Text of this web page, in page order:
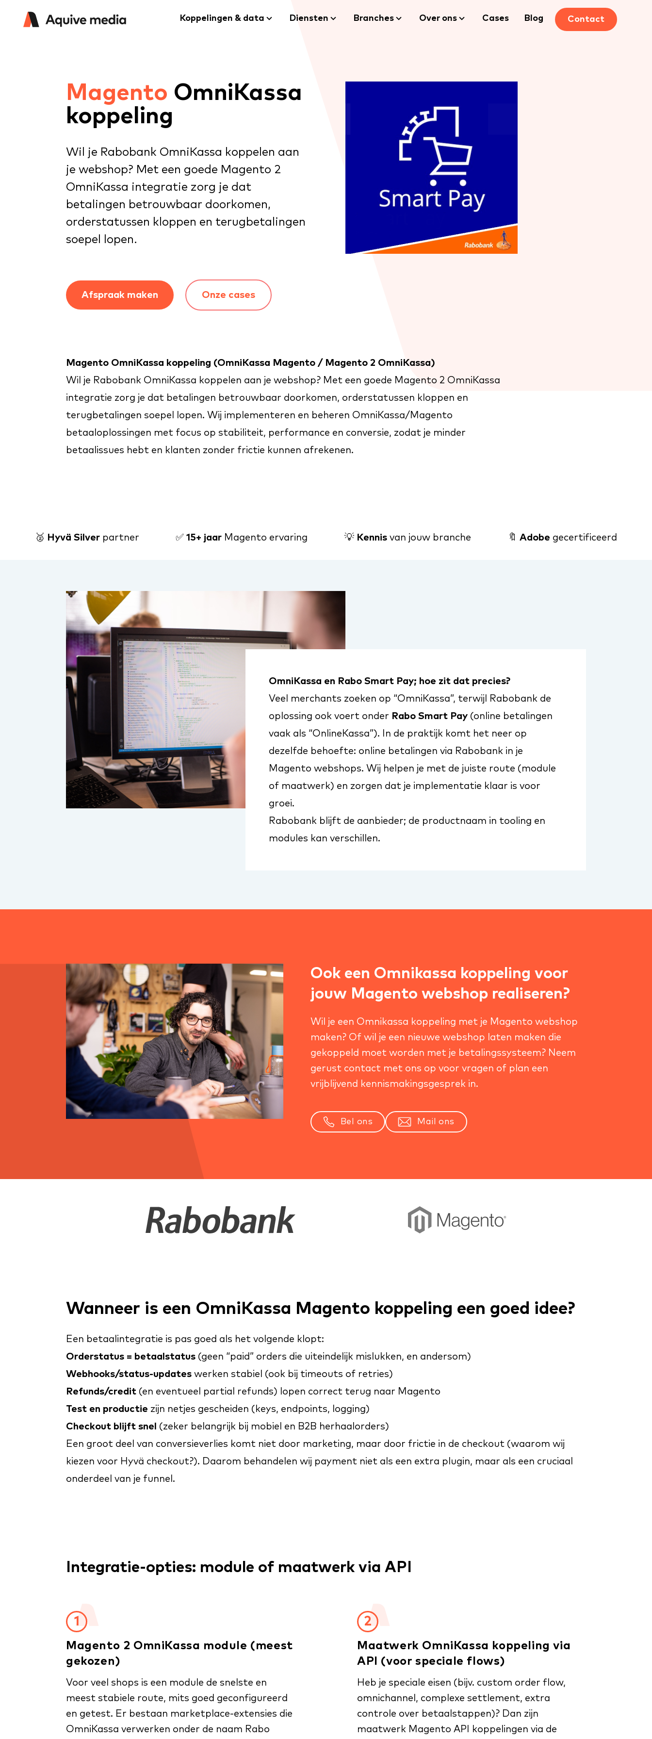
Koppelingen & data Diensten Branches Over ons Cases Blog Contact
Magento OmniKassa
koppeling
Wil je Rabobank OmniKassa koppelen aan
je webshop? Met een goede Magento 2
OmniKassa integratie zorg je dat
betalingen betrouwbaar doorkomen,
orderstatussen kloppen en terugbetalingen
soepel lopen.
Afspraak maken Onze cases
Magento OmniKassa koppeling (OmniKassa Magento / Magento 2 OmniKassa)
Wil je Rabobank OmniKassa koppelen aan je webshop? Met een goede Magento 2 OmniKassa
integratie zorg je dat betalingen betrouwbaar doorkomen, orderstatussen kloppen en
terugbetalingen soepel lopen. Wij implementeren en beheren OmniKassa/ Magento
betaaloplossingen met focus op stabiliteit, performance en conversie, zodat je minder
betaalissues hebt en klanten zonder frictie kunnen afrekenen.
🥈 Hyvä Silver partner ✅15+ jaar Magento ervaring 💡 Kennisvan jouw branche 🔖 Adobe gecertificeerd
OmniKassa en Rabo Smart Pay; hoe zit dat precies?
Veel merchants zoeken op “OmniKassa”, terwijl Rabobank de
oplossing ook voert onder Rabo Smart Pay (online betalingen
vaak als “OnlineKassa”). In de praktijk komt het neer op
dezelfde behoefte: online betalingen via Rabobank in je
Magento webshops. Wij helpen je met de juiste route (module
of maatwerk) en zorgen dat je implementatie klaar is voor
groei.
Rabobank blijft de aanbieder; de productnaam in tooling en
modules kan verschillen.
Ook een Omnikassa koppeling voor
jouw Magento webshop realiseren?
Wil je een Omnikassa koppeling met je Magento webshop
maken? Of wil je een nieuwe webshop laten maken die
gekoppeld moet worden met je betalingssysteem? Neem
gerust contact met ons op voor vragen of plan een
vrijblijvend kennismakingsgesprek in.
Bel ons Mail ons
Wanneer is een OmniKassa Magento koppeling een goed idee?
Een betaalintegratie is pas goed als het volgende klopt:
Orderstatus = betaalstatus (geen “paid” orders die uiteindelijk mislukken, en andersom)
Webhooks/status-updates werken stabiel (ook bij timeouts of retries)
Refunds/credit (en eventueel partial refunds) lopen correct terug naar Magento
Test en productie zijn netjes gescheiden (keys, endpoints, logging)
Checkout blijft snel (zeker belangrijk bij mobiel en B2B herhaalorders)
Een groot deel van conversieverlies komt niet door marketing, maar door frictie in de checkout (waarom wij
kiezen voor Hyvä checkout?). Daarom behandelen wij payment niet als een extra plugin, maar als een cruciaal
onderdeel van je funnel.
Integratie-opties: module of maatwerk via API
1
Magento 2 OmniKassa module (meest
gekozen)
Voor veel shops is een module de snelste en
meest stabiele route, mits goed geconfigureerd
en getest. Er bestaan marketplace-extensies die
OmniKassa verwerken onder de naam Rabo
2
Maatwerk OmniKassa koppeling via
API (voor speciale flows)
Heb je speciale eisen (bijv. custom order flow,
omnichannel, complexe settlement, extra
controle over betaalstappen)? Dan zijn
maatwerk Magento API koppelingen via de